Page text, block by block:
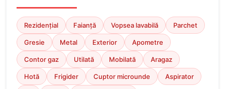
Rezidențial Faianță Vopsea lavabilă Parchet
Gresie Metal Exterior Apometre
Contor gaz Utilată Mobilată Aragaz
Hotă Frigider Cuptor microunde Aspirator